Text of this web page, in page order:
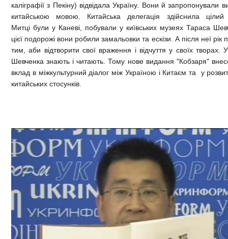
каліграфії з Пекіну) відвідала Україну. Вони й запропонували
китайською мовою. Китайська делегація здійснила
Митці були у Каневі, побували у київських музеях Тараса
цієї подорожі вони робили замальовки та ескізи. А після неї
тим, аби відтворити свої враження і відчуття у своїх творах.
Шевченка знають і читають. Тому нове видання "Кобзаря"
вклад в міжкультурний діалог між Україною і Китаєм та
у
китайських стосунків.